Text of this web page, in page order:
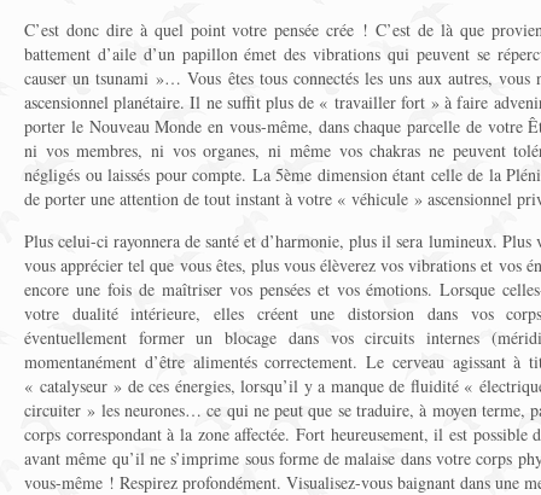
C’est donc dire à quel point votre pensée crée ! C’est de là que
battement d’aile d’un papillon émet des vibrations qui peuvent se
causer un tsunami »… Vous êtes tous connectés les uns aux autres, vous
ascensionnel planétaire. Il ne suffit plus de « travailler fort » à faire
porter le Nouveau Monde en vous-même, dans chaque parcelle de votre
ni vos membres, ni vos organes, ni même vos chakras ne peuvent
négligés ou laissés pour compte. La 5ème dimension étant celle de la
de porter une attention de tout instant à votre « véhicule » ascensionnel
Plus celui-ci rayonnera de santé et d’harmonie, plus il sera lumineux. Plus
vous apprécier tel que vous êtes, plus vous élèverez vos vibrations et vos
encore une fois de maîtriser vos pensées et vos émotions. Lorsque
votre dualité intérieure, elles créent une distorsion dans vos
éventuellement former un blocage dans vos circuits internes
momentanément d’être alimentés correctement. Le cerveau agissant
« catalyseur » de ces énergies, lorsqu’il y a manque de fluidité «
circuiter » les neurones… ce qui ne peut que se traduire, à moyen terme,
corps correspondant à la zone affectée. Fort heureusement, il est possible
avant même qu’il ne s’imprime sous forme de malaise dans votre corps
vous-même ! Respirez profondément. Visualisez-vous baignant dans une